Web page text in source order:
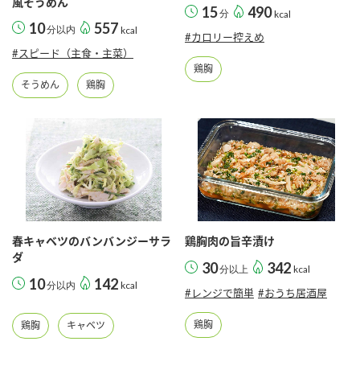
10分以内 557 kcal
#スピード（主食・主菜）
そうめん 鶏胸
15分 490 kcal
#カロリー控えめ
鶏胸
春キャベツのバンバンジーサラ
ダ
10分以内 142 kcal
鶏胸 キャベツ
鶏胸肉の旨辛漬け
30分以上 342 kcal
#レンジで簡単 #おうち居酒屋
鶏胸